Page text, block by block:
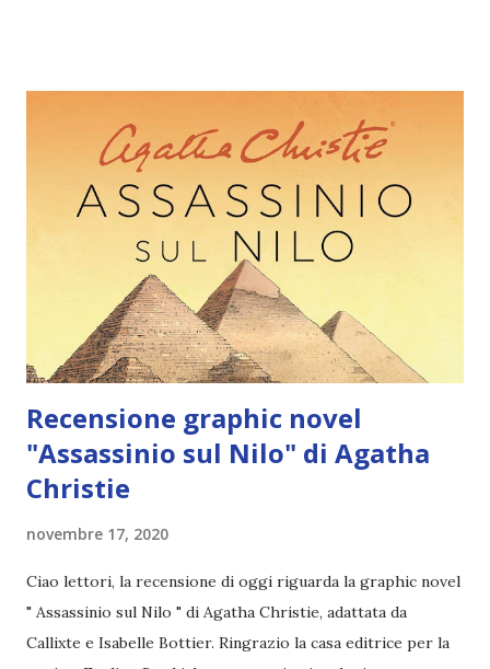
fatta conoscere al grande pubblico è quella dedicata alle
vicende di Vani Sarca , una ghostwriter di enorme talento
che tramuta in parole le idee degli altri, ha il grande dono
di entrare nella mente degli altri, di saper leggere le
persone, cosa che le permette così di poter scrivere libri
di qualsiasi genere. La serie di Vani Sarca: -L’imprevedibile
caso della scrittrice senza nome (2015) -Scrivere ...
Recensione graphic novel
"Assassinio sul Nilo" di Agatha
Christie
novembre 17, 2020
Ciao lettori, la recensione di oggi riguarda la graphic novel
" Assassinio sul Nilo " di Agatha Christie, adattata da
Callixte e Isabelle Bottier. Ringrazio la casa editrice per la